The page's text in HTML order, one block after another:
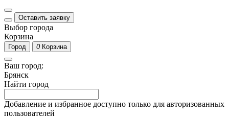
Оставить заявку
Выбор города
Корзина
Город 0 Корзина
Ваш город:
Брянск
Найти город
Добавление и избранное доступно только для авторизованных
пользователей